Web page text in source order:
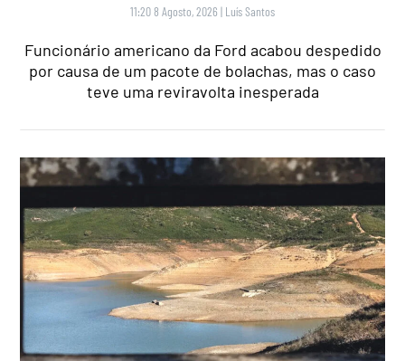
11:20 8 Agosto, 2026 | Luís Santos
Funcionário americano da Ford acabou despedido
por causa de um pacote de bolachas, mas o caso
teve uma reviravolta inesperada